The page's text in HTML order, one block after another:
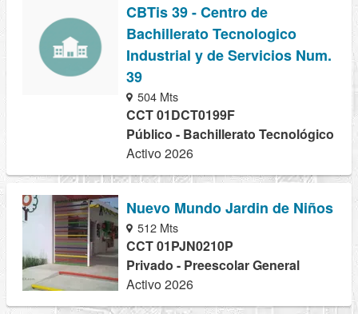
CBTis 39 - Centro de
Bachillerato Tecnologico
Industrial y de Servicios Num.
39
504 Mts
CCT 01DCT0199F
Público - Bachillerato Tecnológico
Activo 2026
Nuevo Mundo Jardin de Niños
512 Mts
CCT 01PJN0210P
Privado - Preescolar General
Activo 2026